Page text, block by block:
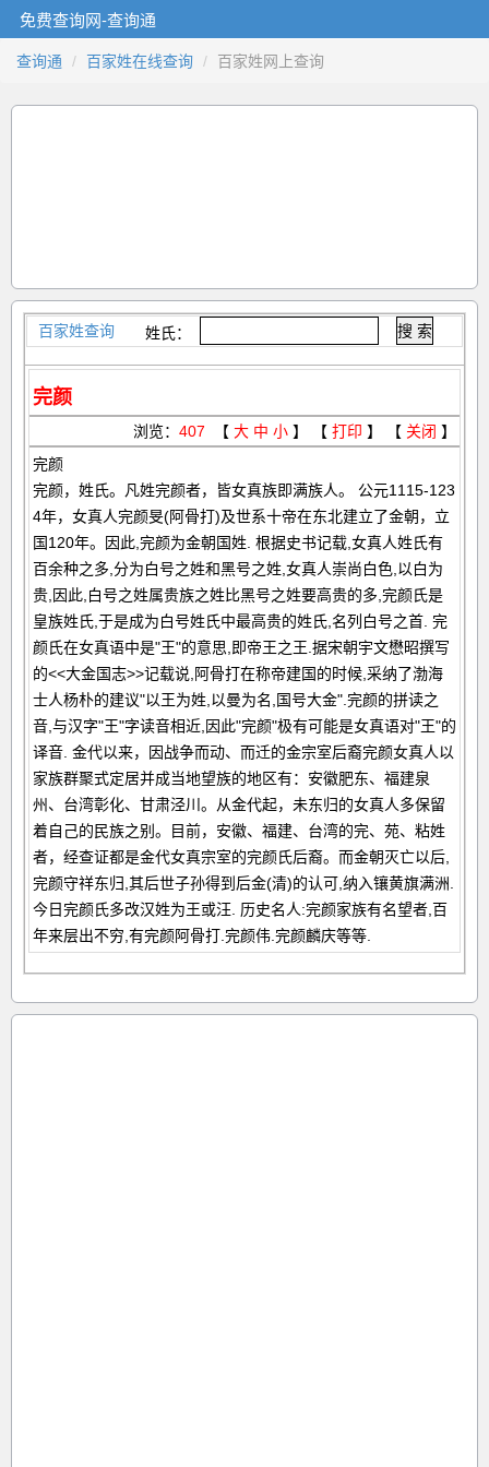
免费查询网-查询通
查询通 百家姓在线查询 百家姓网上查询
百家姓查询 姓氏：
完颜
浏览： 407 【 大 中 小 】 【 打印 】 【 关闭 】
完颜
完颜，姓氏。凡姓完颜者，皆女真族即满族人。 公元1115-123
4年，女真人完颜旻(阿骨打)及世系十帝在东北建立了金朝，立
国120年。因此,完颜为金朝国姓. 根据史书记载,女真人姓氏有
百余种之多,分为白号之姓和黑号之姓,女真人崇尚白色,以白为
贵,因此,白号之姓属贵族之姓比黑号之姓要高贵的多,完颜氏是
皇族姓氏,于是成为白号姓氏中最高贵的姓氏,名列白号之首. 完
颜氏在女真语中是"王"的意思,即帝王之王.据宋朝宇文懋昭撰写
的<<大金国志>>记载说,阿骨打在称帝建国的时候,采纳了渤海
士人杨朴的建议"以王为姓,以曼为名,国号大金".完颜的拼读之
音,与汉字"王"字读音相近,因此"完颜"极有可能是女真语对"王"的
译音. 金代以来，因战争而动、而迁的金宗室后裔完颜女真人以
家族群聚式定居并成当地望族的地区有：安徽肥东、福建泉
州、台湾彰化、甘肃泾川。从金代起，未东归的女真人多保留
着自己的民族之别。目前，安徽、福建、台湾的完、苑、粘姓
者，经查证都是金代女真宗室的完颜氏后裔。而金朝灭亡以后,
完颜守祥东归,其后世子孙得到后金(清)的认可,纳入镶黄旗满洲.
今日完颜氏多改汉姓为王或汪. 历史名人:完颜家族有名望者,百
年来层出不穷,有完颜阿骨打.完颜伟.完颜麟庆等等.